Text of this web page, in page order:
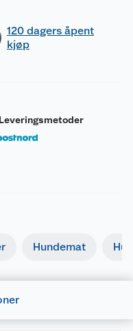
120 dagers åpent
kjøp
Leveringsmetoder
Hundemat